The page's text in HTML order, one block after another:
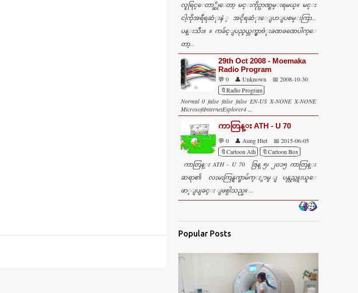
လူရြင္ေတာ္ဆိုေတာ့ မင္းကိုဥာဏ္စမ္းရမယ္။ မင္း
ငါ့ကိုအရီရဆံုးနဲ ့အငိုရဆံုးေျပာျပစမ္းကြာ...
ပန္းသီး။ ။ ကခ်င္ျပည္နယ္ဘက္မွာဗံုးခဏခဏေပါက္ေ
တာ့...
29th Oct 2008 - Moemaka
Radio Program
💬 0 👤 Unknown
📅 2008-10-30
🔖Radio Program
Normal 0 false false false EN-US X-NONE X-NONE
MicrosoftInternetExplorer4 ...
ကာတြန္း ATH - U 70
💬 0 👤 Aung Htet
📅 2015-06-05
🔖Cartoon Ath
🔖Cartoon Box
ကာတြန္း ATH - U 70 ဇြန္ ၅၊ ၂၀၁၅ ကာတြန္း
ဆရာ၏ လႈမႈကြန္ရက္စာမ်က္ႏွာမွ ျပန္လည္ကူးယူေ
ဖာ္ျပျခင္း ျဖစ္ပါသည္။ ...
Popular Posts